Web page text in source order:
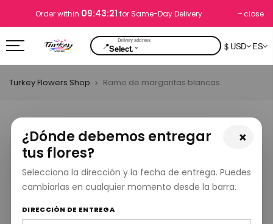
Order within 09:43:21 for Same-Day Delivery close
📍Select.⌄ $ USD ES
×
¿Dónde debemos entregar
tus flores?
Selecciona la dirección y la fecha de entrega. Puedes
cambiarlas en cualquier momento desde la barra.
DIRECCIÓN DE ENTREGA
Turkey Flowers Shop Ramo de margaritas blancas